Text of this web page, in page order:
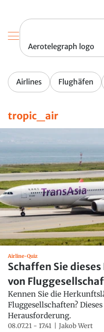
Aerotelegraph logo
Airlines Flughäfen
tropic_air
Airline-Quiz
Schaffen Sie
von
Kennen Sie die
Fluggesellschaften?
Herausforderung.
08.07.21 - 17:41 Jakob Wert